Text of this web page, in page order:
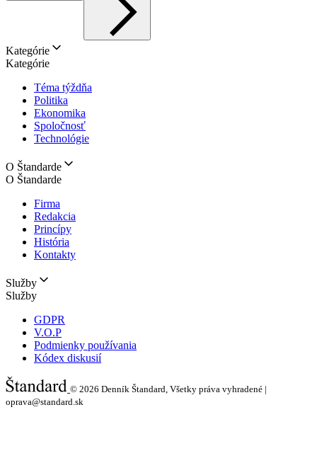
Kategórie
Kategórie
Téma týždňa
Politika
Ekonomika
Spoločnosť
Technológie
O Štandarde
O Štandarde
Firma
Redakcia
Princípy
História
Kontakty
Služby
Služby
GDPR
V.O.P
Podmienky používania
Kódex diskusií
© 2026 Denník Štandard, Všetky práva vyhradené |
oprava@standard.sk